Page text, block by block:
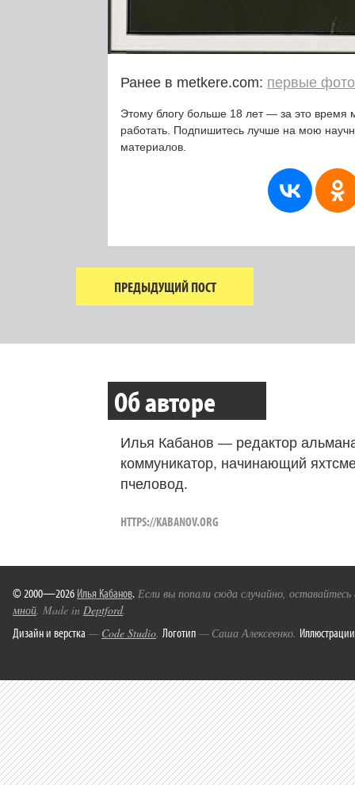
Ранее в metkere.com: первые
Этому блогу больше 18 лет — за это время
работать. Подпишитесь лучше на мою
материалов.
ПРЕДЫДУЩИЙ ПОСТ
Об авторе
Илья Кабанов — редактор
коммуникатор, начинающий
пчеловод.
HTTPS://KABANOV.ORG
© 2000—2026 Илья Кабанов. Если вы попали сюда случайно,
мной. Made in Deptford.
Дизайн и верстка — Code Studio. Логотип — Саша Алексеенко. Иллюстрации